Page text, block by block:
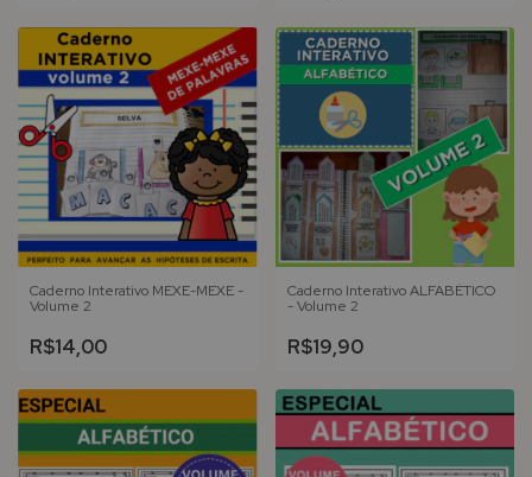
Caderno Interativo MEXE-MEXE -
Volume 2
R$14,00
Caderno Interativo ALFABÉTICO
- Volume 2
R$19,90